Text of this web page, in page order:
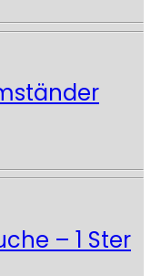
– 1 Ster